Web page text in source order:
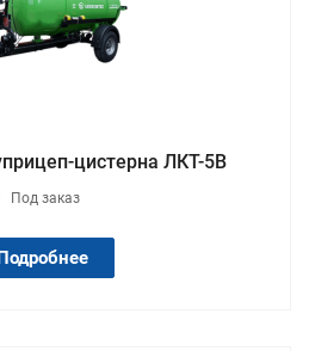
цистерна ЛКТ-5В
Под заказ